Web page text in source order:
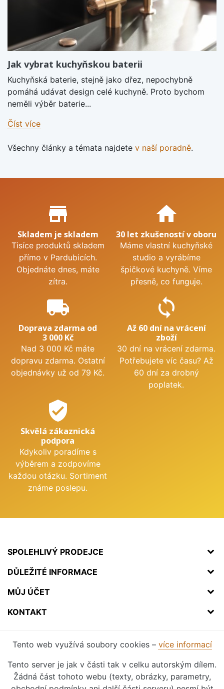
Jak vybrat kuchyňskou baterii
Kuchyňská baterie, stejně jako dřez, nepochybně
pomáhá udávat design celé kuchyně. Proto bychom
neměli výběr baterie...
Číst více
Všechny články a témata najdete v naší poradně.
Proč nakupovat u nás?
store_mall_directory
Skladem je skladem
Tisíce produktů skladem
přímo v Pardubicích.
Objednáte dnes, máte
zítra.
home
30 let zkušeností v oboru
Máme vlastní kuchyňské
studio a vyrábíme
špičkové kuchyně. Víme
přesně, co funguje.
local_shipping
Doprava zdarma od
3 000 Kč
Nad 3 000 Kč máte
dopravu zdarma. Ostatní
objednávky už od 79 Kč.
sync
Až 60 dní na vrácení
zboží
30 dní na vrácení zdarma.
Potřebujete víc času? Až
60 dní za drobný
poplatek.
verified_user
Skvělá zákaznická
podpora
Kdykoliv poradíme s
výběrem a zodpovíme
každou otázku. Sortiment
známe poslepu.
SPOLEHLIVÝ PRODEJCE
DŮLEŽITÉ INFORMACE
MŮJ ÚČET
KONTAKT
Tento web využívá soubory cookies – více informací
Tento server je jak v části tak v celku autorským dílem.
Žádná část tohoto webu (texty, obrázky, parametry,